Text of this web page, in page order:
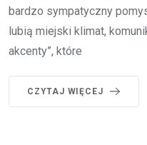
bardzo sympatyczny
lubią miejski klimat,
akcenty”, które
CZYTAJ WIĘCEJ